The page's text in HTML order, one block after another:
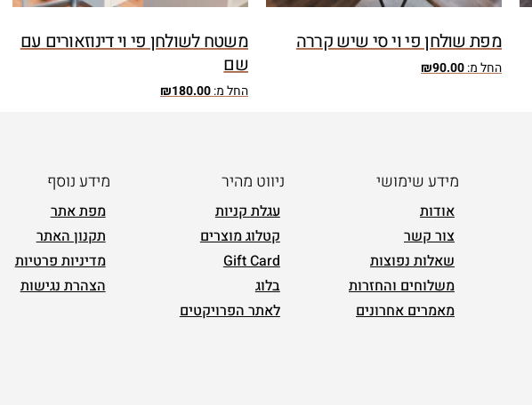
מפת שולחן פי וי סי שיש קררה
החל מ: ₪90.00
משטח לשולחן פי וי דינוזאורים עם
שם
החל מ: ₪180.00
מידע שימושי
אודות
צור קשר
שאלות נפוצות
משלוחים והחזרות
מאמרים אחרונים
ניווט מהיר
עגלת קניות
קטלוג מוצרים
Gift Card
בלוג
לאתר הפרויקטים
מידע נוסף
מפת אתר
תקנון האתר
מדיניות פרטיות
הצהרת נגישות